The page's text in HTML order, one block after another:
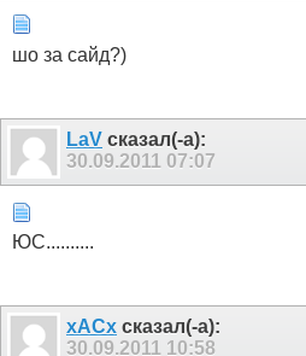
шо за сайд?)
LaV сказал(-а):
30.09.2011 07:07
ЮС..........
xACx сказал(-а):
30.09.2011 10:58